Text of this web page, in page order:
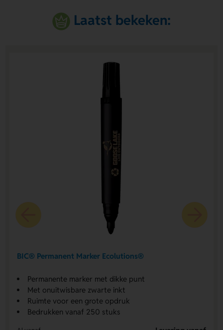
Laatst bekeken:
BIC® Permanent Marker Ecolutions®
Permanente marker met dikke punt
Met onuitwisbare zwarte inkt
Ruimte voor een grote opdruk
Bedrukken vanaf 250 stuks